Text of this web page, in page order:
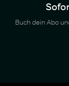
Buch dein Abo